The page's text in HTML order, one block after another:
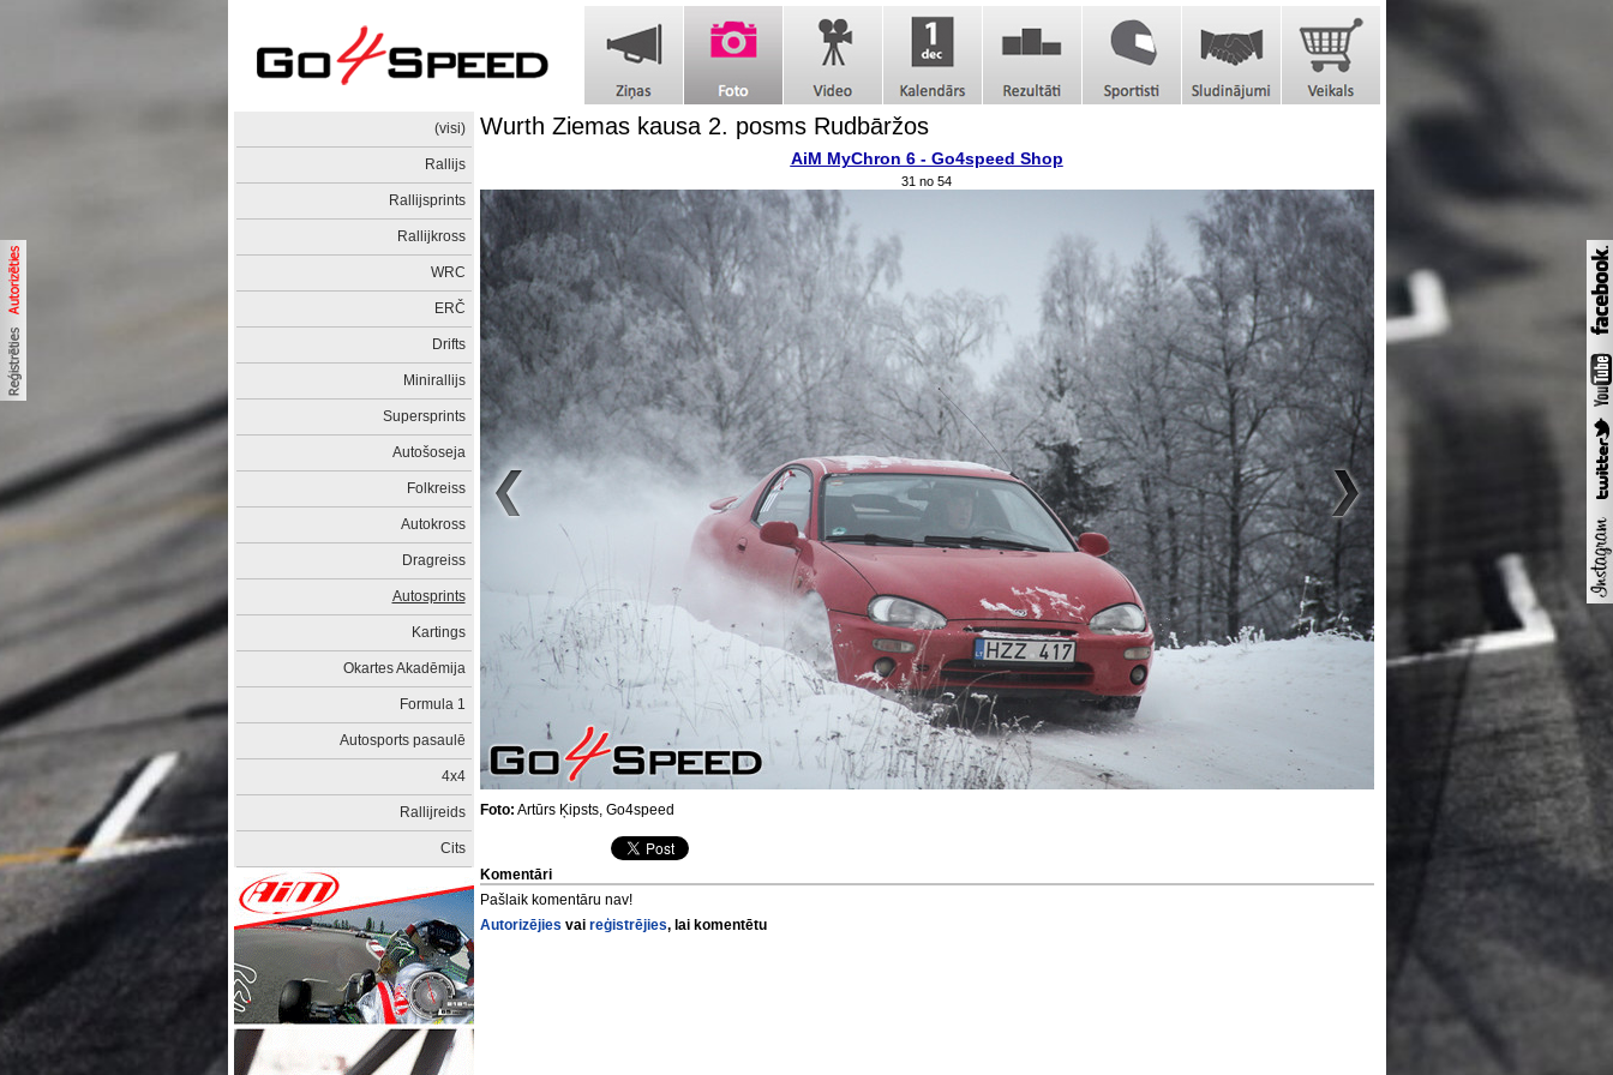
(visi)
Rallijs
Rallijsprints
Rallijkross
WRC
ERČ
Drifts
Minirallijs
Supersprints
Autošoseja
Folkreiss
Autokross
Dragreiss
Autosprints
Kartings
Okartes Akadēmija
Formula 1
Autosports pasaulē
4x4
Rallijreids
Cits
Wurth Ziemas kausa 2. posms Rudbāržos
AiM MyChron 6 - Go4speed Shop
31 no 54
Foto: Artūrs Ķipsts, Go4speed
Komentāri
Pašlaik komentāru nav!
Autorizējies vai reģistrējies, lai komentētu